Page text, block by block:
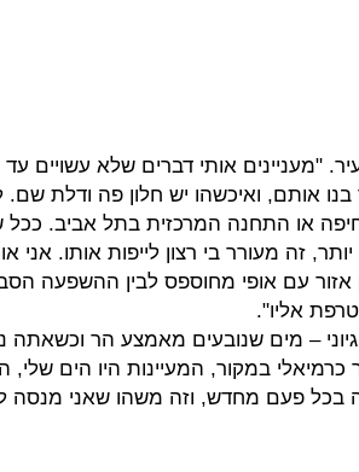
"מעניינים אותי דברים שלא עשויים
בנו אותם, ואיכשהו יש חלון פה ודלת
או התחנה המרכזית בתל אביב. ככל
זה מעורר בי רצון לייפות אותו. אני
אזור עם אופי מחוספס לבין ההשפעה
אליו".
– מים שנובעים מאמצע הר וכשאתה
במקור, המעיינות היו הים שלי,
בכל פעם מחדש, וזה משהו שאני מנסה